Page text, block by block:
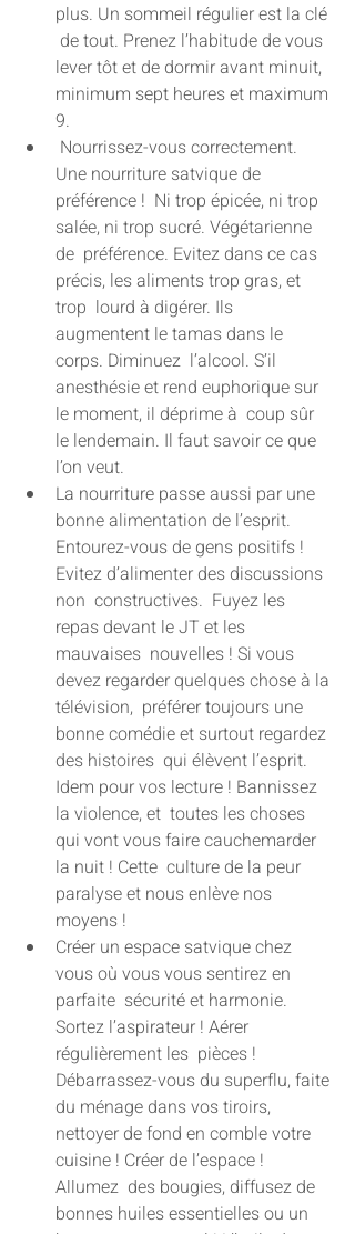
plus. Un sommeil régulier est la clé
de tout. Prenez l’habitude de vous
lever tôt et de dormir avant minuit,
minimum sept heures et maximum
9.
Une nourriture satvique de
préférence !  Ni trop épicée, ni trop
salée, ni trop sucré. Végétarienne
de  préférence. Evitez dans ce cas
précis, les aliments trop gras, et
trop  lourd à digérer. Ils
augmentent le tamas dans le
corps. Diminuez  l’alcool. S’il
anesthésie et rend euphorique sur
le moment, il déprime à  coup sûr
le lendemain. Il faut savoir ce que
l’on veut.
La nourriture passe aussi par une
bonne alimentation de l’esprit.
Entourez-vous de gens positifs !
Evitez d’alimenter des discussions
non  constructives.  Fuyez les
repas devant le JT et les
mauvaises  nouvelles ! Si vous
devez regarder quelques chose à la
télévision,  préférer toujours une
bonne comédie et surtout regardez
des histoires  qui élèvent l’esprit.
Idem pour vos lecture ! Bannissez
la violence, et  toutes les choses
qui vont vous faire cauchemarder
la nuit ! Cette  culture de la peur
paralyse et nous enlève nos
moyens !
Créer un espace satvique chez
vous où vous vous sentirez en
parfaite  sécurité et harmonie.
Sortez l’aspirateur ! Aérer
régulièrement les  pièces !
Débarrassez-vous du superflu, faite
du ménage dans vos tiroirs,
nettoyer de fond en comble votre
cuisine ! Créer de l’espace !
Allumez  des bougies, diffusez de
bonnes huiles essentielles ou un